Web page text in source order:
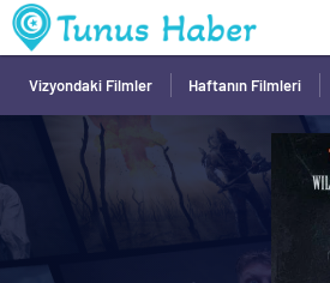
Vizyondaki Filmler Haftanın Filmleri